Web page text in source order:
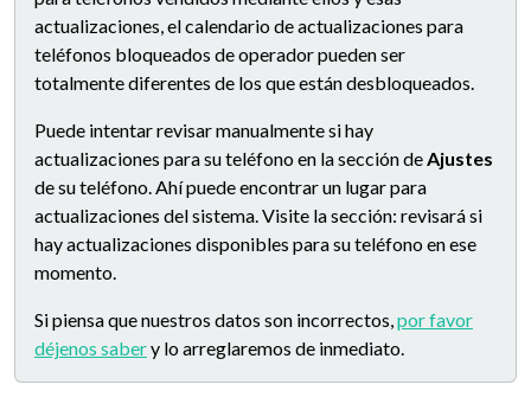
actualizaciones, el calendario de actualizaciones para
teléfonos bloqueados de operador pueden ser
totalmente diferentes de los que están desbloqueados.
Puede intentar revisar manualmente si hay
actualizaciones para su teléfono en la sección deAjustes
de su teléfono. Ahí puede encontrar un lugar para
actualizaciones del sistema. Visite la sección: revisará si
hay actualizaciones disponibles para su teléfono en ese
momento.
Si piensa que nuestros datos son incorrectos,por favor
déjenos sabery lo arreglaremos de inmediato.